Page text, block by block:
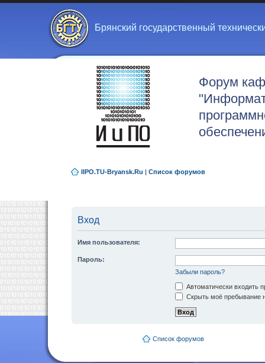
Брянский государственный
Форум
IIPO.TU-Bryansk.Ru | Список форумов
Вход
Имя пользователя:
Пароль:
Забыли пароль?
Автоматически входить
Скрыть моё пребывание
Список форумов